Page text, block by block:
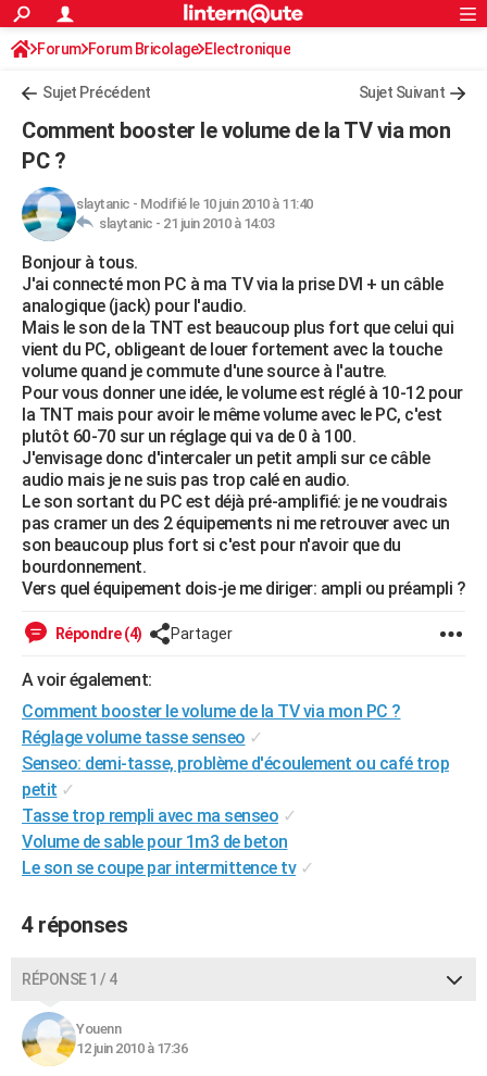
ACTUALITÉS
Politique
Société
Faits Divers
Education
Monde
Villes
+
Programme TV
TNTStreaming
Cinéma
Sorties cinéma
Musique
+FINANCE
Retraite
Impôts
Epargne
Immobilier
Risques naturels par ville
Banque
Assurance
Crédit
AUTO
Essais
Réserver un essai
Citadines
Berlines
SUV
Forum auto
HIGH-TECH
Mobiles
Meilleur smartphone
Internet
Ordinateurs
Jeux vidéo
Guide high-tech
+BRICOLAGE
Forum
Aménagement intérieur
Extérieur
Cuisine
Salle de bains
Jardinage
Rangement
WEEK-END
Guides de France
Escapades
Patrimoine
Expositions
Musées
Week-end nature
+LIFESTYLE
Art de vivre
Bien-être
Loisirs
ModeModes de vie
SANTE
Alimentation
Guide de la santé
Maladies
Médicaments
Sommeil
VOYAGE
Destinations
City break
Voyage nature
Voyage de noces
Forum
Climat
+
GUIDES D'ACHAT
BONS PLANS
CARTE DE VOEUX
Carte de Noël
Carte Bonne année
Carte Saint-Valentin
Carte Pâques
Carte d'anniversaire
DICTIONNAIRE
Dictionnaire
Biographies
Citations
Expressions
Proverbes
PROGRAMME TV
COPAINS D'AVANT
S'inscrire
Se connecter
Lycées
Collèges
Primaires
Universités
Entreprises
Service militaire
Avis de recherche
AVIS DE DÉCÈS
FORUM
S'inscrire
Connexion
Forum Forum Bricolage Electronique
Sujet Précédent Sujet Suivant
Comment booster le volume de la TV via mon
PC ?
slaytanic - Modifié le 10 juin 2010 à 11:40
slaytanic - 21 juin 2010 à 14:03
Bonjour à tous.
J'ai connecté mon PC à ma TV via la prise DVI + un câble
analogique (jack) pour l'audio.
Mais le son de la TNT est beaucoup plus fort que celui qui
vient du PC, obligeant de louer fortement avec la touche
volume quand je commute d'une source à l'autre.
Pour vous donner une idée, le volume est réglé à 10-12 pour
la TNT mais pour avoir le même volume avec le PC, c'est
plutôt 60-70 sur un réglage qui va de 0 à 100.
J'envisage donc d'intercaler un petit ampli sur ce câble
audio mais je ne suis pas trop calé en audio.
Le son sortant du PC est déjà pré-amplifié: je ne voudrais
pas cramer un des 2 équipements ni me retrouver avec un
son beaucoup plus fort si c'est pour n'avoir que du
bourdonnement.
Vers quel équipement dois-je me diriger: ampli ou préampli ?
Répondre (4) Partager
A voir également:
Comment booster le volume de la TV via mon PC ?
Réglage volume tasse senseo ✓
Senseo: demi-tasse, problème d'écoulement ou café trop
petit ✓
Tasse trop rempli avec ma senseo ✓
Volume de sable pour 1m3 de beton
Le son se coupe par intermittence tv ✓
4 réponses
RÉPONSE 1 / 4
Youenn
12 juin 2010 à 17:36